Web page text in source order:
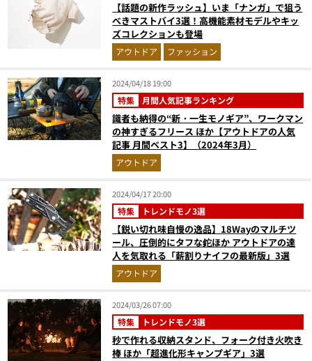
【話題の新作ラッシュ】いま「ナンガ」で狙う
べきマストバイ3選！高機能素材モデルやキッ
ズコレクションも登場
アウトドア ファッション
2024/04/18 19:00
特集 月間人気記事ランキング
識者も納得の“新・一生モノギア”、ワークマン
の神すぎるフリース ほか【アウトドアの人気
記事 月間ベスト3】（2024年3月）
アウトドア
2024/04/17 20:00
特集 トレンドモノ3選
【鋭い切れ味自慢の逸品】18Wayのマルチツ
ール、圧倒的にタフな鉈ほか アウトドアの達
人を気取れる「薪割りナイフの最新版」3選
アウトドア
2024/03/26 07:00
特集 トレンドモノ3選
秒で作れる収納スタンド、フォーク付き火吹き
棒 ほか「超進化形キャンプギア」3選